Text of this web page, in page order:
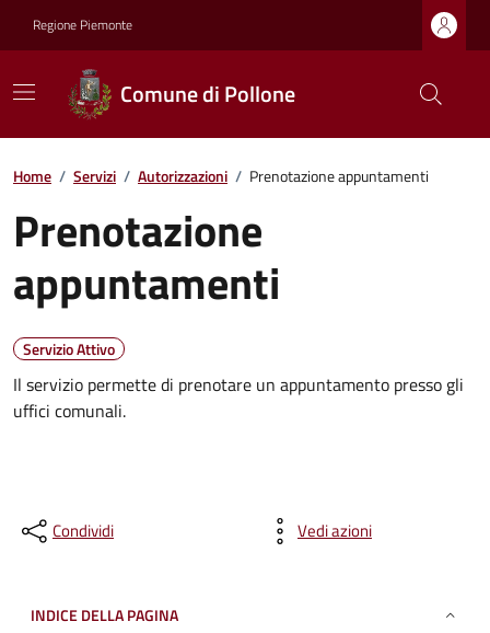
Regione Piemonte
Comune di Pollone
Home / Servizi / Autorizzazioni / Prenotazione appuntamenti
Prenotazione
appuntamenti
Servizio Attivo
Il servizio permette di prenotare un appuntamento presso gli
uffici comunali.
Condividi Vedi azioni
INDICE DELLA PAGINA